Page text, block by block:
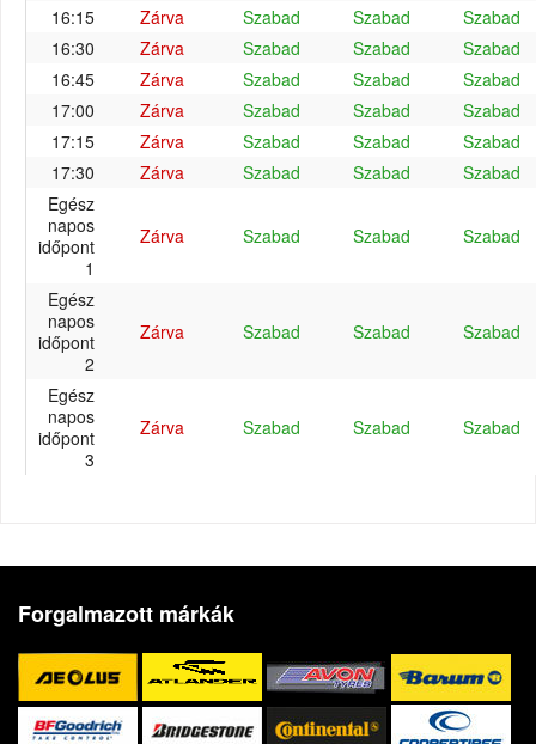
16:15
Zárva Szabad Szabad
Szabad
16:30
Zárva Szabad Szabad
Szabad
16:45
Zárva Szabad Szabad
Szabad
17:00
Zárva Szabad Szabad
Szabad
17:15
Zárva Szabad Szabad
Szabad
17:30
Zárva Szabad Szabad
Szabad
Egész
napos
időpont
1
Zárva Szabad Szabad Szabad
Egész
napos
időpont
2
Zárva Szabad Szabad Szabad
Egész
napos
időpont
3
Zárva Szabad Szabad Szabad
Forgalmazott márkák